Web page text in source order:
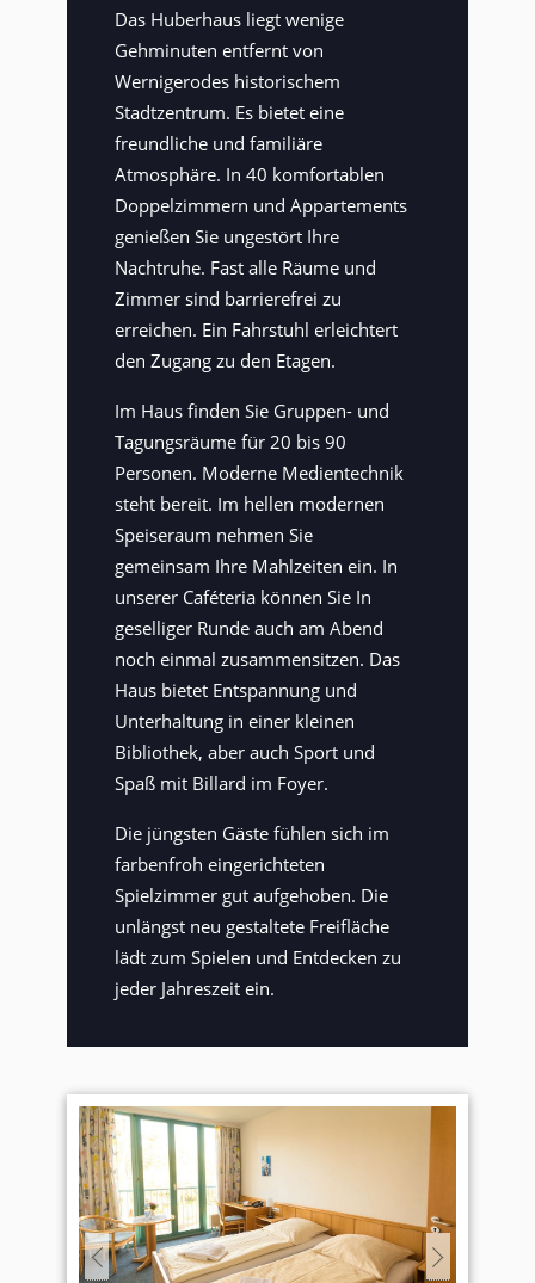
Das Huberhaus liegt wenige
Gehminuten entfernt von
Wernigerodes historischem
Stadtzentrum. Es bietet eine
freundliche und familiäre
Atmosphäre. In 40 komfortablen
Doppelzimmern und Appartements
genießen Sie ungestört Ihre
Nachtruhe. Fast alle Räume und
Zimmer sind barrierefrei zu
erreichen. Ein Fahrstuhl erleichtert
den Zugang zu den Etagen.
Im Haus finden Sie Gruppen- und
Tagungsräume für 20 bis 90
Personen. Moderne Medientechnik
steht bereit. Im hellen modernen
Speiseraum nehmen Sie
gemeinsam Ihre Mahlzeiten ein. In
unserer Caféteria können Sie In
geselliger Runde auch am Abend
noch einmal zusammensitzen. Das
Haus bietet Entspannung und
Unterhaltung in einer kleinen
Bibliothek, aber auch Sport und
Spaß mit Billard im Foyer.
Die jüngsten Gäste fühlen sich im
farbenfroh eingerichteten
Spielzimmer gut aufgehoben. Die
unlängst neu gestaltete Freifläche
lädt zum Spielen und Entdecken zu
jeder Jahreszeit ein.